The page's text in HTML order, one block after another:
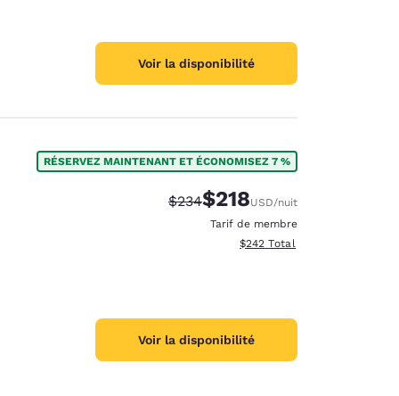
Voir la disponibilité
RÉSERVEZ MAINTENANT ET ÉCONOMISEZ 7 %
Tarif barré :
$234Tarif réduit :
$218USD/nuit
Tarif de membre
Afficher les détails totaux
$242 Total
Voir la disponibilité